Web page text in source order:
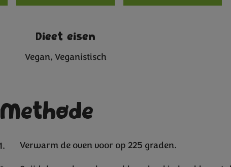
Dieet eisen
Vegan Veganistisch
Methode
Verwarm de oven voor op 225 graden.